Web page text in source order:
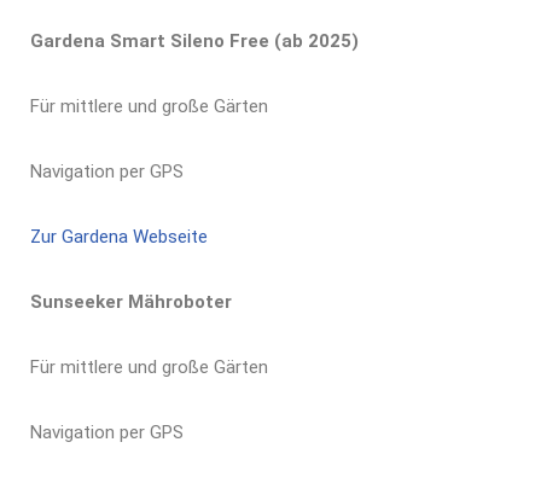
Gardena Smart Sileno Free (ab 2025)
Für mittlere und große Gärten
Navigation per GPS
Zur Gardena Webseite
Sunseeker Mähroboter
Für mittlere und große Gärten
Navigation per GPS